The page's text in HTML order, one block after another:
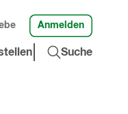
Anmelden
Suche
Suche
öffnen